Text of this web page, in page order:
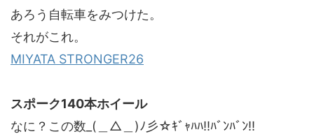
あろう自転車をみつけた。
それがこれ。
MIYATA STRONGER26
スポーク140本ホイール
なに？この数_(＿△＿)ﾉ彡☆ｷﾞｬﾊﾊ!!ﾊﾞﾝﾊﾞﾝ!!